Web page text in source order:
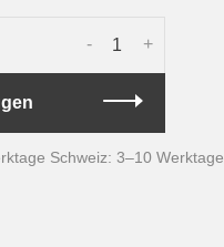
+
-
Schweiz: 3–10 Werktage